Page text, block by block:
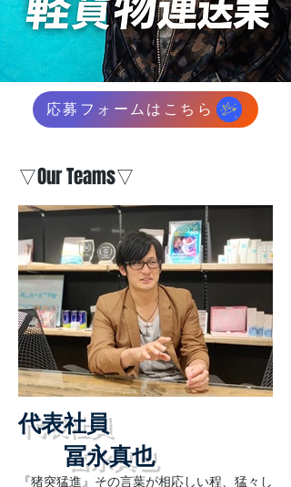
応募フォームはこちら
▽Our Teams▽
代表社員
​ 冨永真也
​『猪突猛進』その言葉が相応しい程、猛々し